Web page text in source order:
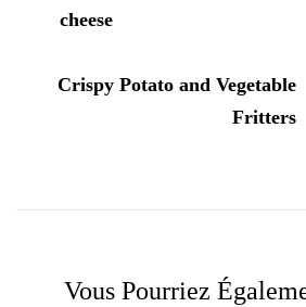
Crispy Potato and Vegetable
Fritters
Vous Pourriez